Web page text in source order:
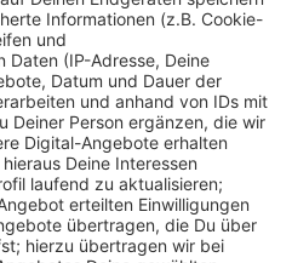
Virologe Jonas Schmidt-
bei Männern, die Sex
in dem Bereich sollte
wachsam sein."
Affenpocken-Virus für